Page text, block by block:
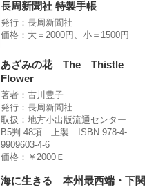
長周新聞社 特製手帳
発行：長周新聞社
価格：大＝2000円、小＝1500円
あざみの花 The Thistle
Flower
著者：古川豊子
発行：長周新聞社
取扱：地方小出版流通センター
B5判 48項 上製 ISBN 978-4-
9909603-4-6
価格：￥2000Ｅ
海に生きる 本州最西端・下関